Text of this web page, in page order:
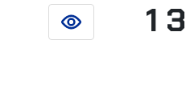
SIEHE DETAILS 1